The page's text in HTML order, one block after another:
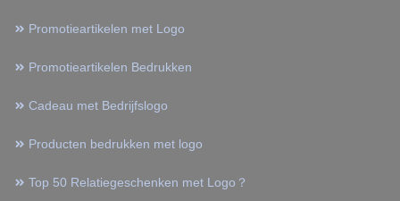
Promotieartikelen met Logo
Promotieartikelen Bedrukken
Cadeau met Bedrijfslogo
Producten bedrukken met logo
Top 50 Relatiegeschenken met Logo？